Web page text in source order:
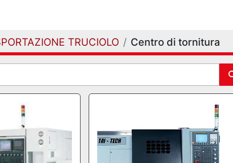
TRUCIOLO Centro di tornitura